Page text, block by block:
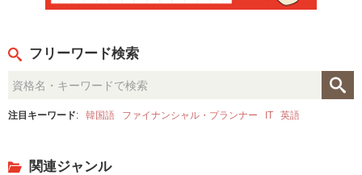
フリーワード検索
注目キーワード: 韓国語 ファイナンシャル・プランナー IT 英語
関連ジャンル